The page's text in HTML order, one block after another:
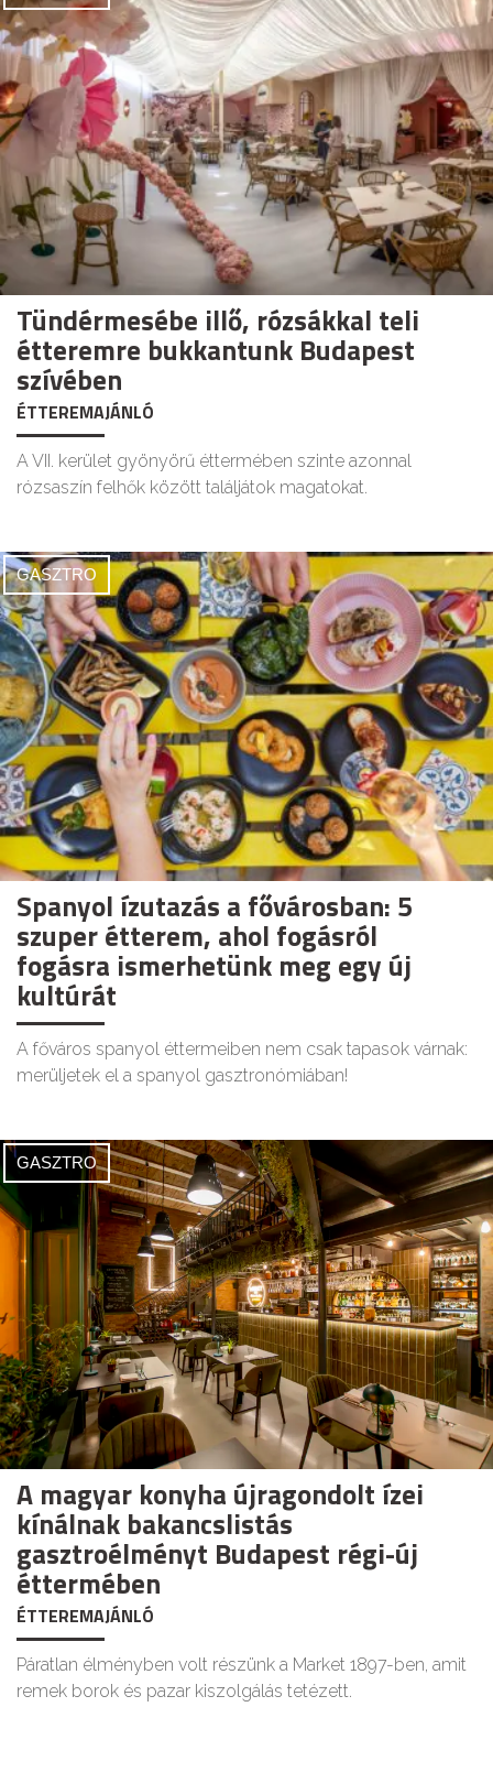
Tündérmesébe illő, rózsákkal teli
étteremre bukkantunk Budapest
szívében
ÉTTEREMAJÁNLÓ
A VII. kerület gyönyörű éttermében szinte azonnal
rózsaszín felhők között találjátok magatokat.
GASZTRO
Spanyol ízutazás a fővárosban: 5
szuper étterem, ahol fogásról
fogásra ismerhetünk meg egy új
kultúrát
A főváros spanyol éttermeiben nem csak tapasok várnak:
merüljetek el a spanyol gasztronómiában!
GASZTRO
A magyar konyha újragondolt ízei
kínálnak bakancslistás
gasztroélményt Budapest régi-új
éttermében
ÉTTEREMAJÁNLÓ
Páratlan élményben volt részünk a Market 1897-ben, amit
remek borok és pazar kiszolgálás tetézett.